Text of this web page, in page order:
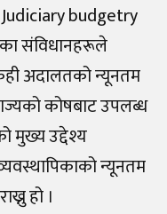
Judiciary budgetry
संविधानहरूले
अदालतको न्यूनतम
कोषबाट उपलब्ध
मुख्य उद्देश्य
न्यूनतम
हो ।